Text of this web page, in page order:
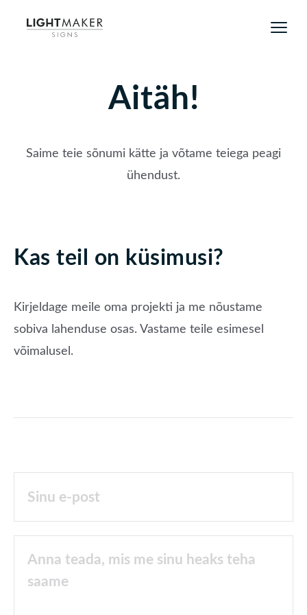
Aitäh!
Saime teie sõnumi kätte ja võtame teiega peagi
ühendust.
Kas teil on küsimusi?
Kirjeldage meile oma projekti ja me nõustame
sobiva lahenduse osas. Vastame teile esimesel
võimalusel.